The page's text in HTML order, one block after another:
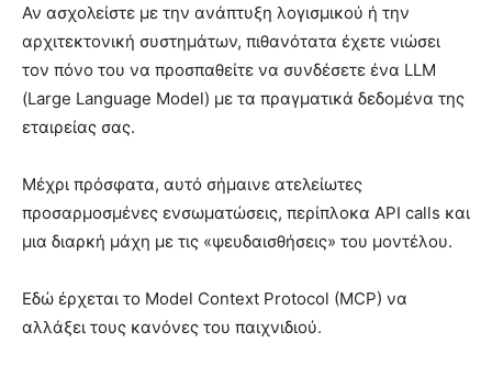
Αν ασχολείστε με την ανάπτυξη λογισμικού ή την
αρχιτεκτονική συστημάτων, πιθανότατα έχετε νιώσει
τον πόνο του να προσπαθείτε να συνδέσετε ένα LLM
(Large Language Model) με τα πραγματικά δεδομένα της
εταιρείας σας.
Μέχρι πρόσφατα, αυτό σήμαινε ατελείωτες
προσαρμοσμένες ενσωματώσεις, περίπλοκα API calls και
μια διαρκή μάχη με τις «ψευδαισθήσεις» του μοντέλου.
Εδώ έρχεται το Model Context Protocol (MCP) να
αλλάξει τους κανόνες του παιχνιδιού.